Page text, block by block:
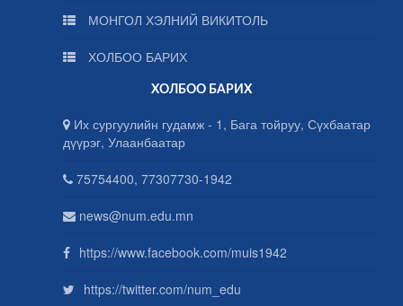
МОНГОЛ ХЭЛНИЙ ВИКИТОЛЬ
ХОЛБОО БАРИХ
ХОЛБОО БАРИХ
Их сургуулийн гудамж - 1, Бага тойруу, Сүхбаатар
дүүрэг, Улаанбаатар
75754400, 77307730-1942
news@num.edu.mn
https://www.facebook.com/muis1942
https://twitter.com/num_edu